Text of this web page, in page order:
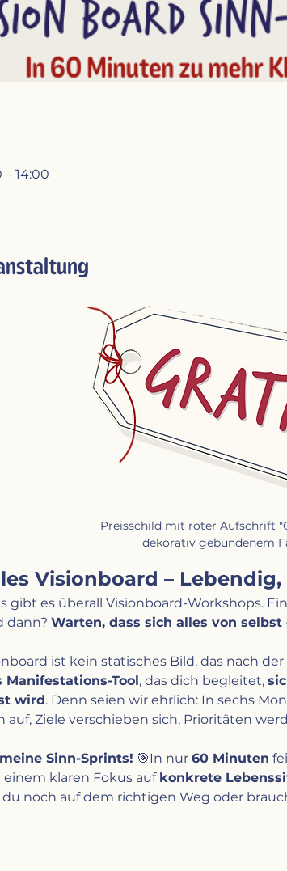
– 14:00
Preisschild mit roter Aufschrift
dekorativ gebundenem
Visionboard –
gibt es überall Visionboard-Workshops.
dann? Warten, dass sich alles von
ist kein statisches Bild, das nach
Manifestations-Tool, das dich begleitet,
wird. Denn seien wir ehrlich: In sechs
auf, Ziele verschieben sich, Prioritäten
Sinn-Sprints! 🎯In nur 60 Minuten
einem klaren Fokus auf konkrete
noch auf dem richtigen Weg oder